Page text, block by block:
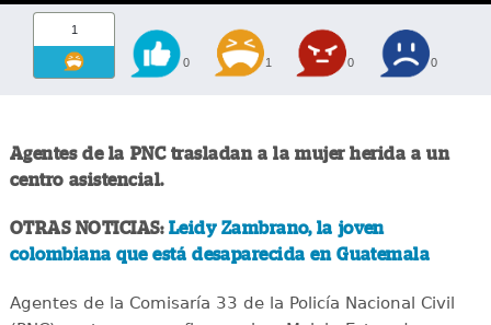
1
0 1 0 0
Agentes de la PNC trasladan a la mujer herida a un
centro asistencial.
OTRAS NOTICIAS: Leidy Zambrano, la joven
colombiana que está desaparecida en Guatemala
Agentes de la Comisaría 33 de la Policía Nacional Civil